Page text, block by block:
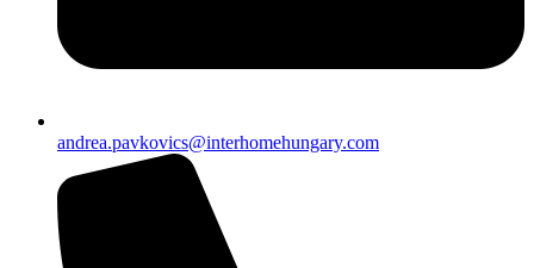
andrea.pavkovics@interhomehungary.com